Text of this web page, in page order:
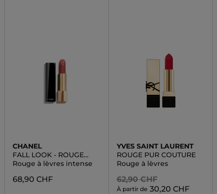
CHANEL
FALL LOOK - ROUGE
ALLURE
Rouge à lèvres intense
68,90 CHF
YVES SAINT LAURENT
ROUGE PUR COUTURE
Rouge à lèvres
62,90 CHF
À partir de 30,20 CHF